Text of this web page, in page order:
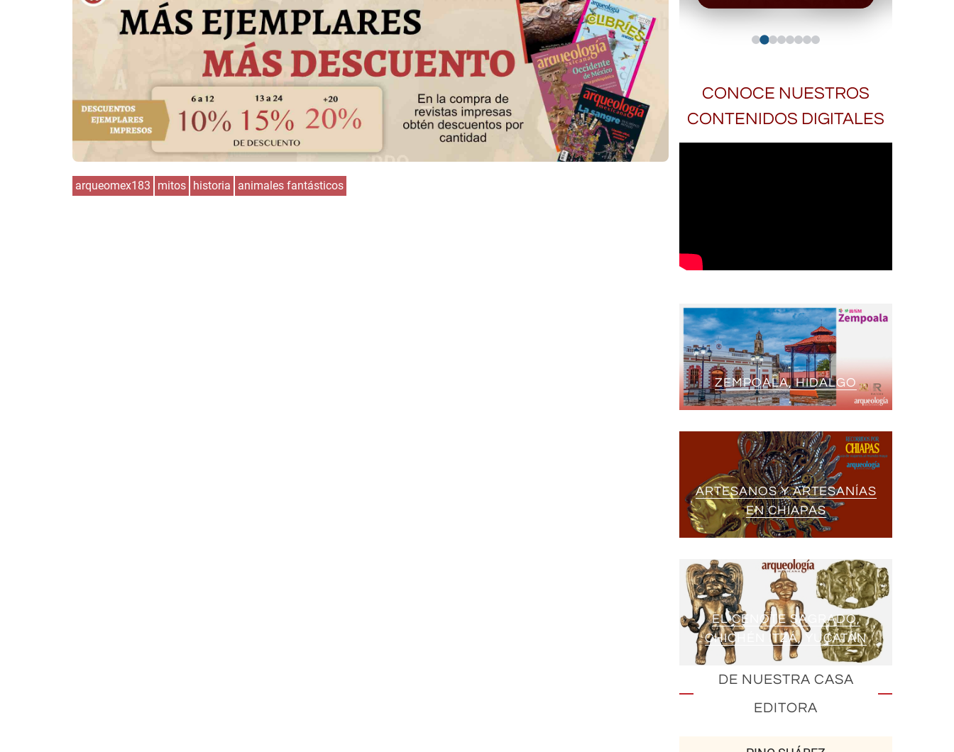
arqueomex183 mitos historia animales fantásticos
CONOCE NUESTROS
CONTENIDOS DIGITALES
ZEMPOALA, HIDALGO
ARTESANOS Y ARTESANÍAS
EN CHIAPAS
EL CENOTE SAGRADO,
CHICHÉN ITZÁ, YUCATÁN
DE NUESTRA CASA
EDITORA